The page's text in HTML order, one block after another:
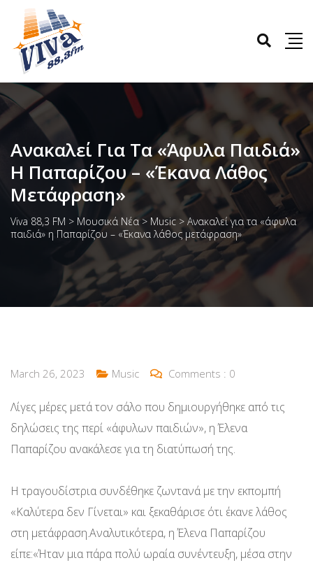
Ανακαλεί Για Τα «άφυλα Παιδιά»
Η Παπαρίζου – «Έκανα Λάθος
Μετάφραση»
Viva 88,3 FM > Μουσικά Νέα > Music > Ανακαλεί για τα «άφυλα
παιδιά» η Παπαρίζου – «Έκανα λάθος μετάφραση»
March 26, 2023 Music Comments : 0
Λίγες μέρες μετά τον σάλο που δημιουργήθηκε από τις
δηλώσεις της περί «άφυλων παιδιών», η Έλενα
Παπαρίζου ανακάλεσε για τη διατύπωσή της.
Η τραγουδίστρια συνδέθηκε ζωντανά με την εκπομπή
«Καλύτερα δεν Γίνεται» και ξεκαθάρισε ότι έκανε λάθος
στη μετάφραση.Αναλυτικότερα, η Έλενα Παπαρίζου
είπε:«Ήταν μια πάρα πολύ ωραία συνέντευξη, μέσα στην